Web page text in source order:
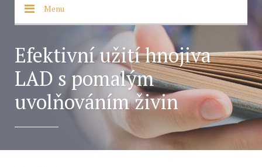
Menu
Efektivní užití hnojiva
LAD s pomalým
uvolňováním živin